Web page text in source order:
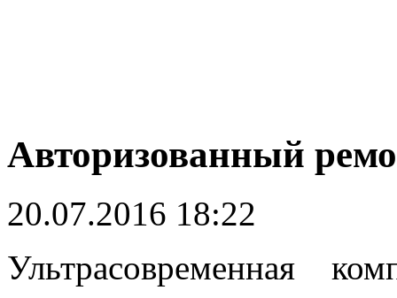
Авторизованный
20.07.2016 18:22
Ультрасовременная